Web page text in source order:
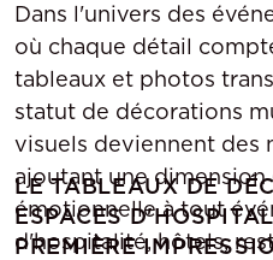
Dans l'univers des
où chaque détail
tableaux et photos
statut de décorations
visuels deviennent des
ajoutant une
émotionnelle à tout
d'hospitalité, hôtels,
LE TABLEAUX DE
ESPACES
PREMIÈRE